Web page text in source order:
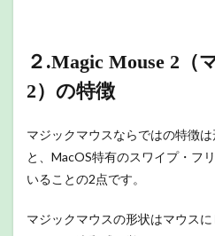
２.Magic Mouse 2（
2）の特徴
マジックマウスならではの特徴
と、MacOS特有のスワイプ・フ
いることの2点です。
マジックマウスの形状はマウス